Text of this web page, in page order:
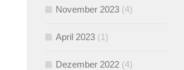
November 2023 (4)
April 2023 (1)
Dezember 2022 (4)